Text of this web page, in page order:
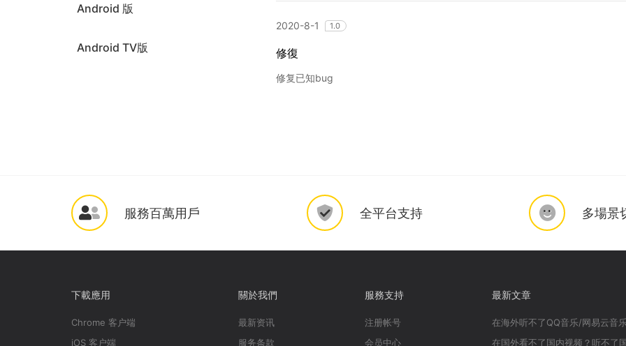
Android 版
Android TV版
2020-8-1 1.0
修復
修复已知bug
服務百萬用戶 全平台支持 多場景
下載應用
Chrome 客户端
iOS 客户端
關於我們
最新资讯
服务条款
服務支持
注册帐号
会员中心
最新文章